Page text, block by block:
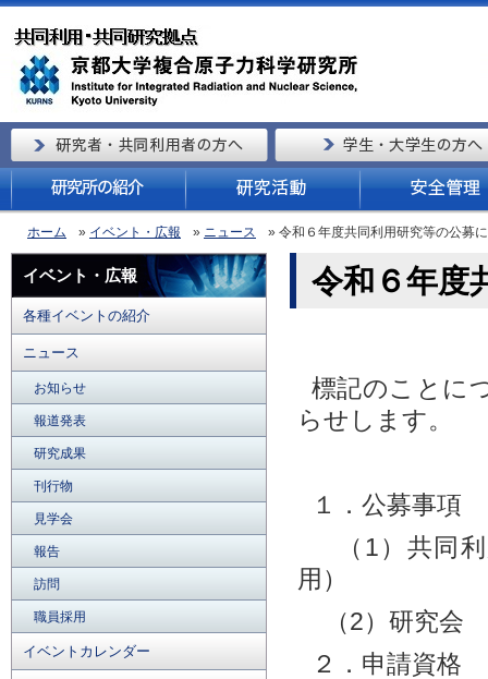
ホーム » イベント・広報 » ニュース » 令和６年度共同利用研究等の公募
イベント・広報
各種イベントの紹介
ニュース
お知らせ
報道発表
研究成果
刊行物
見学会
報告
訪問
職員採用
イベントカレンダー
令和６年度
標記のことに
らせします。
１．公募事項
（1）共同利
用）
（2）研究会
２．申請資格